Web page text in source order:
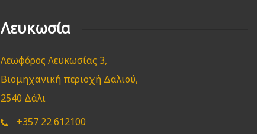
Λευκωσία
Λεωφόρος Λευκωσίας 3,
Βιομηχανική περιοχή Δαλιού,
2540 Δάλι
+357 22 612100